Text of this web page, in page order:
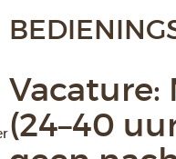
Vacature:
(24–40